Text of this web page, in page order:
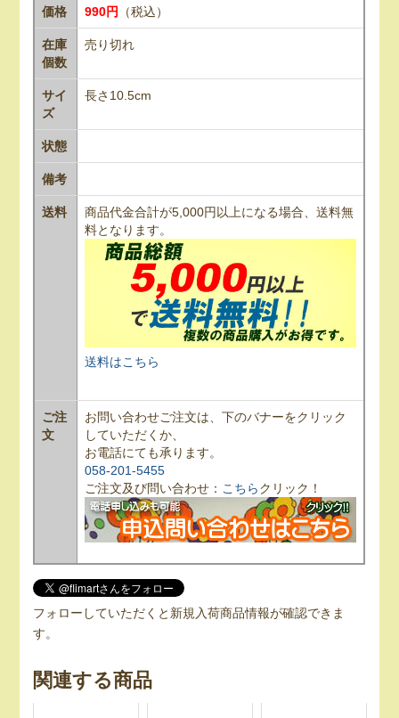
価格 990円 （税込）
在庫
個数
売り切れ
サイ
ズ
長さ10.5cm
状態
備考
送料
商品代金合計が5,000円以上になる場合、送料無
料となります。
送料はこちら
ご注
文
お問い合わせご注文は、下のバナーをクリック
していただくか、
お電話にても承ります。
058-201-5455
ご注文及び問い合わせ： こちらクリック！
フォローしていただくと新規入荷商品情報が確認できま
す。
関連する商品